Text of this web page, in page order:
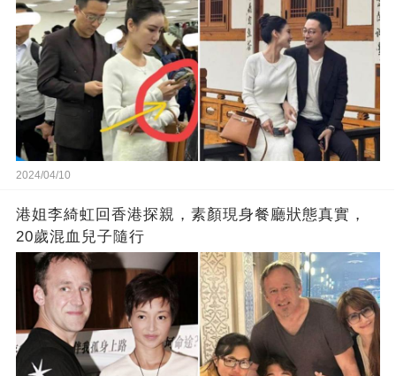
2024/04/10
港姐李綺虹回香港探親，素顏現身餐廳狀態真實，
20歲混血兒子隨行